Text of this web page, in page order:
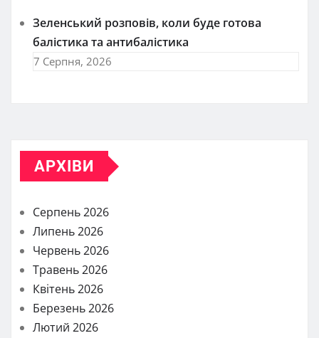
Зеленський розповів, коли буде готова
балістика та антибалістика
7 Серпня, 2026
АРХІВИ
Серпень 2026
Липень 2026
Червень 2026
Травень 2026
Квітень 2026
Березень 2026
Лютий 2026